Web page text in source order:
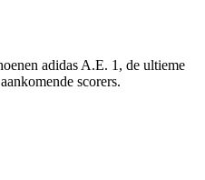
adidas A.E. 1, de ultieme
scorers.